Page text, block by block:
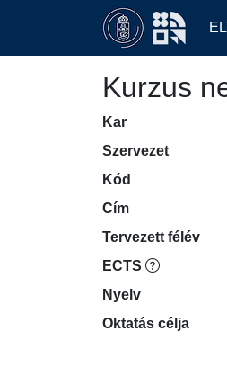
Kurzus
Kar
Szervezet
Kód
Cím
Tervezett félév
ECTS
Nyelv
Oktatás célja